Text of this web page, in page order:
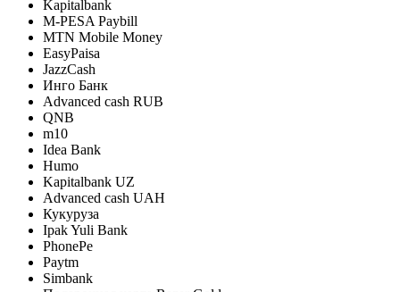
Kapitalbank
M-PESA Paybill
MTN Mobile Money
EasyPaisa
JazzCash
Инго Банк
Advanced cash RUB
QNB
m10
Idea Bank
Humo
Kapitalbank UZ
Advanced cash UAH
Кукуруза
Ipak Yuli Bank
PhonePe
Paytm
Simbank